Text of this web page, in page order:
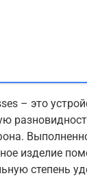
– это
изделие
степень